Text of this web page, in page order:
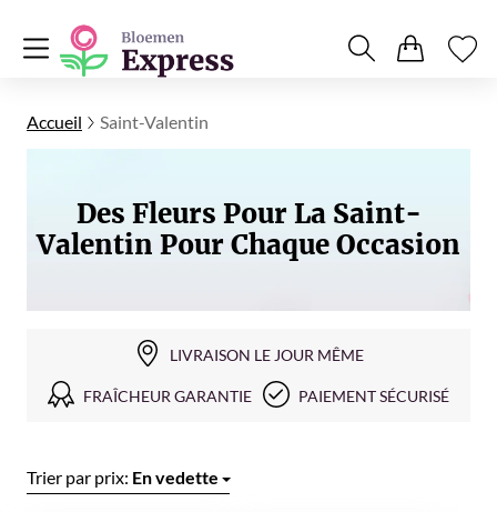
Accueil Saint-Valentin
Des Fleurs Pour La Saint-
Valentin Pour Chaque Occasion
LIVRAISON LE JOUR MÊME
FRAÎCHEUR GARANTIE PAIEMENT SÉCURISÉ
Trier par prix: En vedette